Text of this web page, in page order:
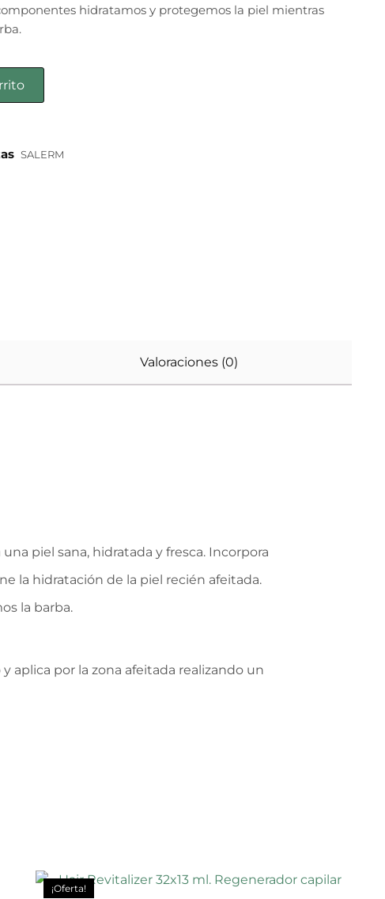
hidratamos y protegemos la piel mientras
SALERM
Valoraciones (0)
piel sana, hidratada y fresca. Incorpora
la hidratación de la piel recién afeitada.
la barba.
aplica por la zona afeitada realizando un
¡Oferta!